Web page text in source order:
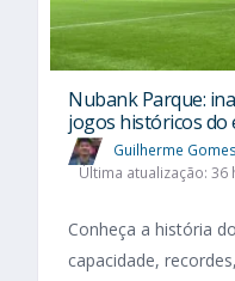
Nubank Parque:
jogos históricos do
Guilherme Gomes
Última atualização: 36
Conheça a história
capacidade,